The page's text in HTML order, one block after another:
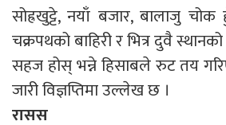
सोह्रखुट्टे, नयाँ बजार, बालाजु
चक्रपथको बाहिरी र भित्र दुवै
सहज होस् भन्ने हिसाबले रुट तय
जारी विज्ञप्तिमा उल्लेख छ ।
रासस